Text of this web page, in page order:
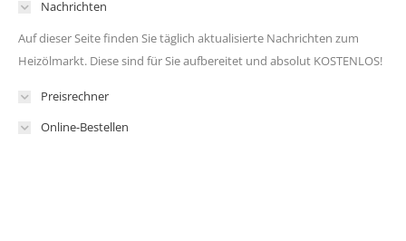
Nachrichten
Auf dieser Seite finden Sie täglich aktualisierte Nachrichten zum
Heizölmarkt. Diese sind für Sie aufbereitet und absolut KOSTENLOS!
Preisrechner
Online-Bestellen